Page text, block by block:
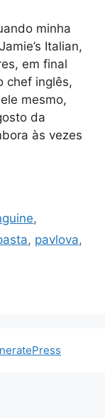
minha
Italian,
em final
chef inglês,
mesmo,
da
às vezes
,
, pavlova,